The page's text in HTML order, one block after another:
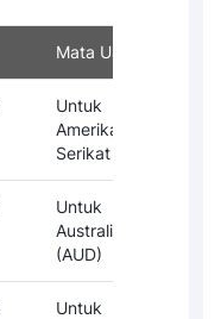
Mata Uang
Untuk Dolar
Amerika
Serikat (USD)
Untuk Dolar
Australia
(AUD)
Untuk Dolar